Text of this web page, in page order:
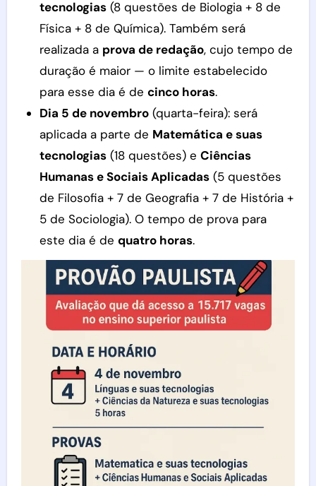
tecnologias(8 questões de Biologia + 8 de
Física + 8 de Química). Também será
realizada a prova de redação, cujo tempo de
duração é maior — o limite estabelecido
para esse dia é de cinco horas.
Dia 5 de novembro(quarta-feira): será
aplicada a parte de Matemática e suas
tecnologias(18 questões) e Ciências
Humanas e Sociais Aplicadas(5 questões
de Filosofia + 7 de Geografia + 7 de História +
5 de Sociologia). O tempo de prova para
este dia é de quatro horas.